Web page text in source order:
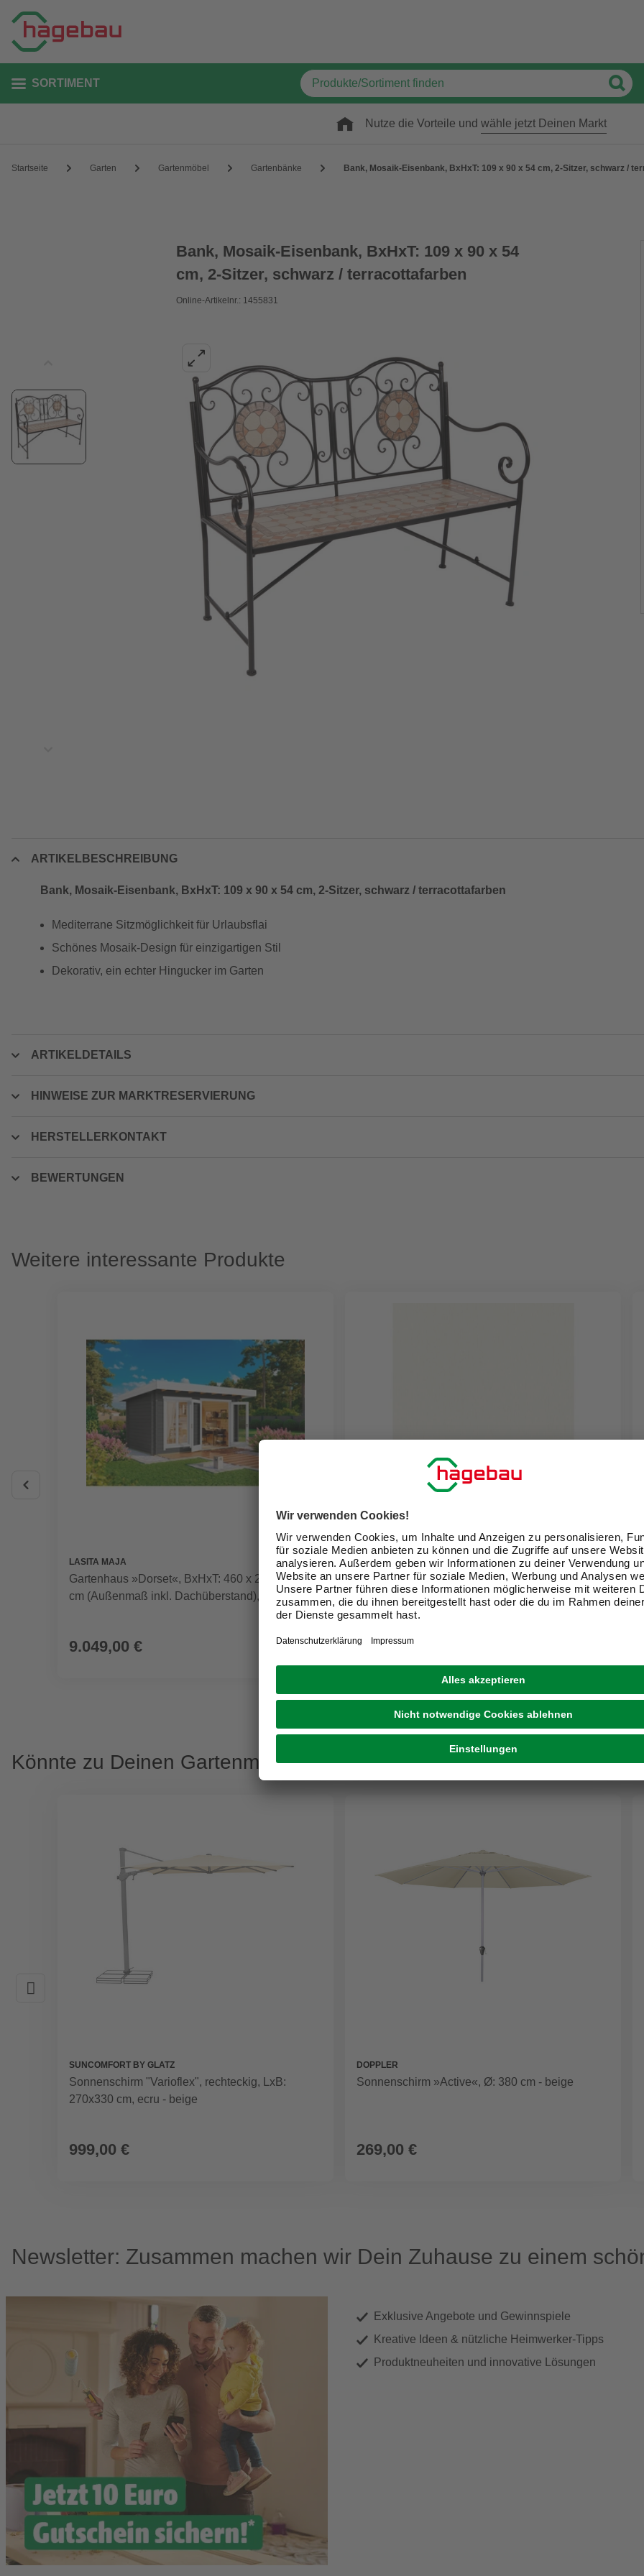
SORTIMENT
Nutze die Vorteile und wähle jetzt Deinen Markt
Startseite Garten Gartenmöbel Gartenbänke Bank, Mosaik-Eisenbank, BxHxT: 109 x 90 x 54 cm, 2-Sitzer, schwarz /
Bank, Mosaik-Eisenbank, BxHxT: 109 x 90 x 54
cm, 2-Sitzer, schwarz / terracottafarben
Online-Artikelnr.: 1455831
ARTIKELBESCHREIBUNG
Bank, Mosaik-Eisenbank, BxHxT: 109 x 90 x 54 cm, 2-Sitzer, schwarz / terracottafarben
Mediterrane Sitzmöglichkeit für Urlaubsflai
Schönes Mosaik-Design für einzigartigen Stil
Dekorativ, ein echter Hingucker im Garten
ARTIKELDETAILS
HINWEISE ZUR MARKTRESERVIERUNG
HERSTELLERKONTAKT
BEWERTUNGEN
Weitere interessante Produkte
LASITA MAJA
Gartenhaus »Dorset«, BxHxT: 460 x 238,95 x 360
cm (Außenmaß inkl. Dachüberstand), carbongrau
9.049,00 €
RASCH
Selbstklebende Vliestapete »Uni«, 6,00x0,53m
Uni weiß
39,99 €
Könnte zu Deinen Gartenmöbeln passen
SUNCOMFORT BY GLATZ
Sonnenschirm "Varioflex", rechteckig, LxB:
270x330 cm, ecru - beige
999,00 €
DOPPLER
Sonnenschirm »Active«, Ø: 380 cm - beige
269,00 €
Newsletter: Zusammen machen wir Dein Zuhause zu einem
Exklusive Angebote und Gewinnspiele
Kreative Ideen & nützliche Heimwerker-Tipps
Produktneuheiten und innovative Lösungen